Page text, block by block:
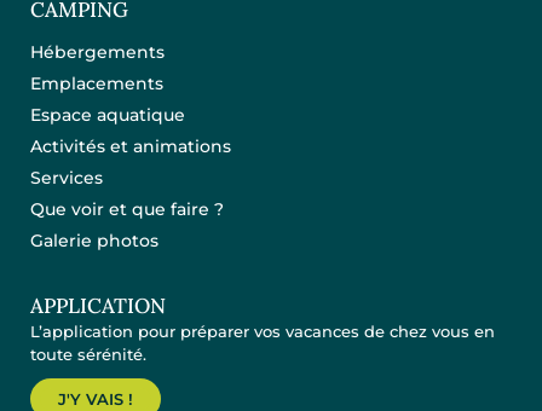
CAMPING
Hébergements
Emplacements
Espace aquatique
Activités et animations
Services
Que voir et que faire ?
Galerie photos
APPLICATION
L’application pour préparer vos vacances de chez vous en
toute sérénité.
J'Y VAIS !